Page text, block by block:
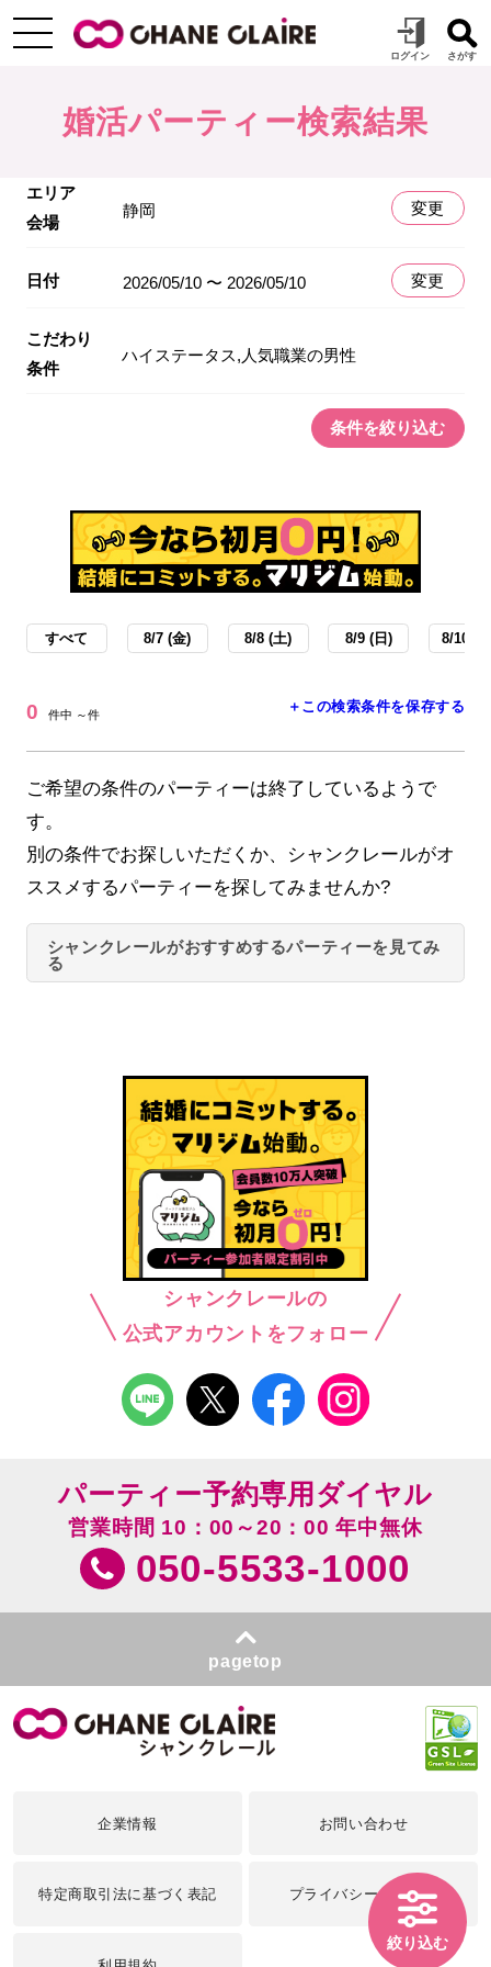
婚活パーティー検索結果
エリア
会場
静岡 変更
日付 2026/05/10 〜 2026/05/10 変更
こだわり
条件
ハイステータス,人気職業の男性
条件を絞り込む
すべて 8/7 (金) 8/8 (土) 8/9 (日) 8/10 (
0 件中 ～件 ＋この検索条件を保存する
ご希望の条件のパーティーは終了しているようで
す。
別の条件でお探しいただくか、シャンクレールがオ
ススメするパーティーを探してみませんか?
シャンクレールがおすすめするパーティーを見てみ
る
シャンクレールの
公式アカウントをフォロー
絞り込む
パーティー予約専用ダイヤル
営業時間 10：00～20：00 年中無休
050-5533-1000
pagetop
企業情報 お問い合わせ
特定商取引法に基づく表記 プライバシーポリシー